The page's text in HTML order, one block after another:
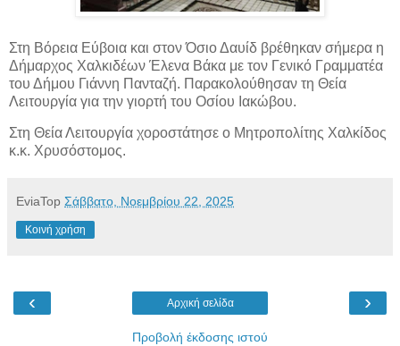
Στη Βόρεια Εύβοια και στον Όσιο Δαυίδ βρέθηκαν σήμερα η
Δήμαρχος Χαλκιδέων Έλενα Βάκα με τον Γενικό Γραμματέα
του Δήμου Γιάννη Πανταζή. Παρακολούθησαν τη Θεία
Λειτουργία για την γιορτή του Οσίου Ιακώβου.
Στη Θεία Λειτουργία χοροστάτησε ο Μητροπολίτης Χαλκίδος
κ.κ. Χρυσόστομος.
EviaTop Σάββατο, Νοεμβρίου 22, 2025
Κοινή χρήση
‹ ›
Αρχική σελίδα
Προβολή έκδοσης ιστού